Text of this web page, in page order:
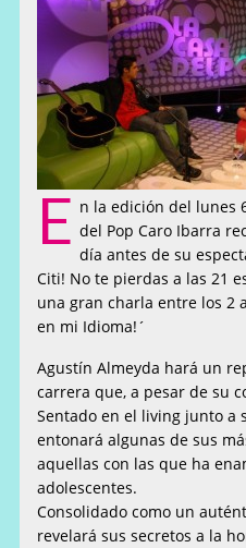
E n la edición del lunes
del Pop Caro Ibarra
día antes de su
Citi! No te pierdas a las 21
una gran charla entre los 2
en mi Idioma!´
Agustín Almeyda hará un
carrera que, a pesar de su
Sentado en el living junto a
entonará algunas de sus
aquellas con las que ha
adolescentes.
Consolidado como un
revelará sus secretos a la